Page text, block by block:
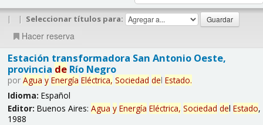
| | Seleccionar títulos para:
Hacer reserva
Estación transformadora San Antonio Oeste,
provincia deRío Negro
por Agua y Energía Eléctrica, Sociedad del Estado.
Idioma: Español
Editor: Buenos Aires: Agua y Energía Eléctrica, Sociedad del Estado,
1988